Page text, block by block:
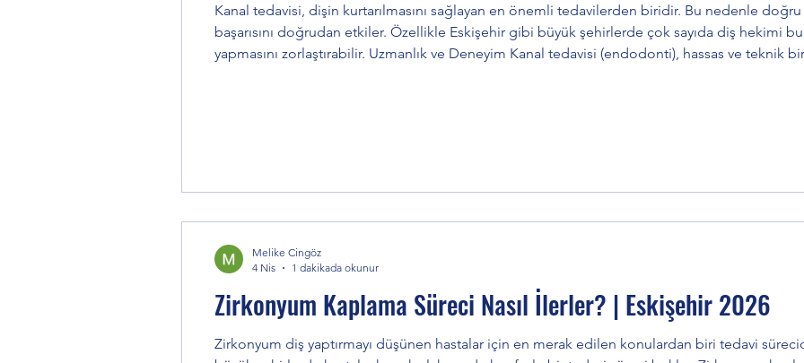
Kanal tedavisi, dişin kurtarılmasını sağlayan en önemli tedavilerden biridir. Bu nedenle
başarısını doğrudan etkiler. Özellikle Eskişehir gibi büyük şehirlerde çok sayıda diş hekimi bulunması, hastaların seçim
yapmasını zorlaştırabilir. Uzmanlık ve Deneyim Kanal tedavisi (endodonti), hassas ve teknik
Zirkonyum Kaplama Süreci Nasıl İlerler? | Eskişehir 2026
Zirkonyum diş yaptırmayı düşünen hastalar için en merak edilen konulardan biri tedavi
Melike Cingöz
4 Nis
1 dakikada okunur